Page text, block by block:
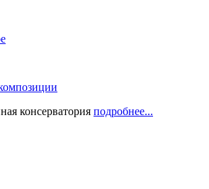
консерватория подробнее...